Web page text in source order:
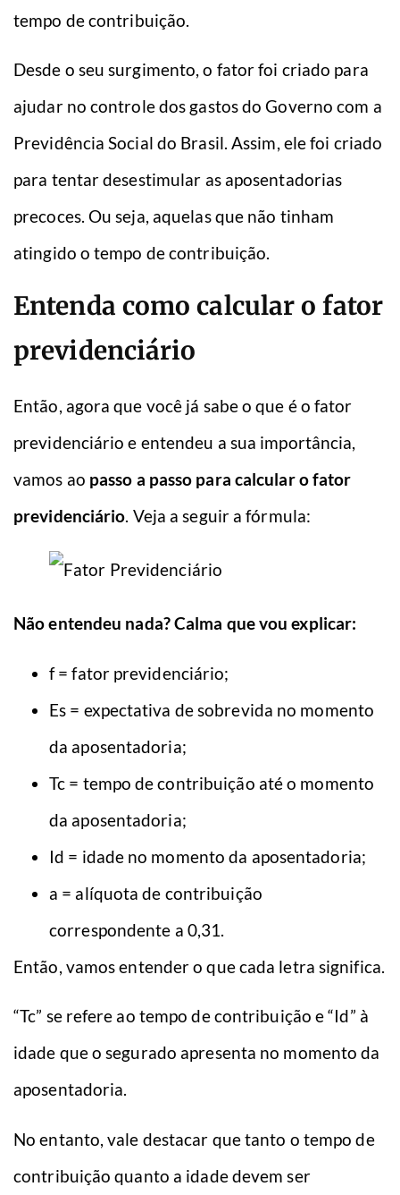
tempo de contribuição.
Desde o seu surgimento, o fator foi criado para
ajudar no controle dos gastos do Governo com a
Previdência Social do Brasil. Assim, ele foi criado
para tentar desestimular as aposentadorias
precoces. Ou seja, aquelas que não tinham
atingido o tempo de contribuição.
Entenda como calcular o fator
previdenciário
Então, agora que você já sabe o que é o fator
previdenciário e entendeu a sua importância,
vamos ao passo a passo para calcular o fator
previdenciário. Veja a seguir a fórmula:
Não entendeu nada? Calma que vou explicar:
f = fator previdenciário;
Es = expectativa de sobrevida no momento
da aposentadoria;
Tc = tempo de contribuição até o momento
da aposentadoria;
Id = idade no momento da aposentadoria;
a = alíquota de contribuição
correspondente a 0,31.
Então, vamos entender o que cada letra significa.
“Tc” se refere ao tempo de contribuição e “Id” à
idade que o segurado apresenta no momento da
aposentadoria.
No entanto, vale destacar que tanto o tempo de
contribuição quanto a idade devem ser